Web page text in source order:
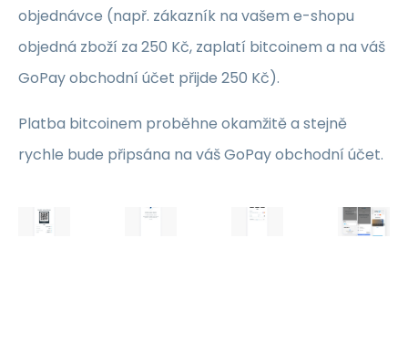
objednávce (např. zákazník na vašem e-shopu
objedná zboží za 250 Kč, zaplatí bitcoinem a na váš
GoPay obchodní účet přijde 250 Kč).
Platba bitcoinem proběhne okamžitě a stejně
rychle bude připsána na váš GoPay obchodní účet.